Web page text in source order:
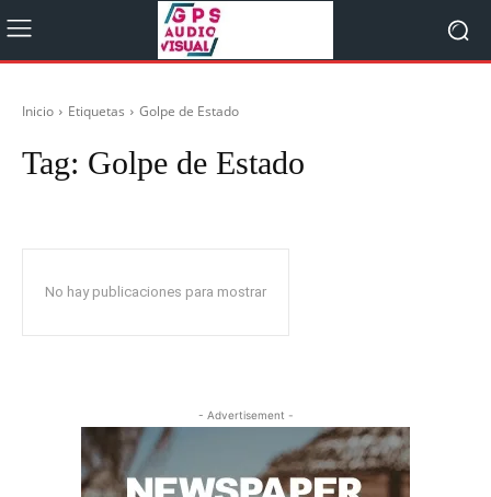
Inicio Etiquetas Golpe de Estado
Tag: Golpe de Estado
No hay publicaciones para mostrar
- Advertisement -